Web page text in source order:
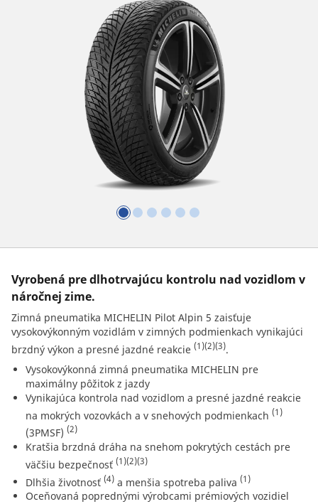
Vyrobená pre dlhotrvajúcu kontrolu nad vozidlom v
náročnej zime.
Zimná pneumatika MICHELIN Pilot Alpin 5 zaisťuje
vysokovýkonným vozidlám v zimných podmienkach vynikajúci
brzdný výkon a presné jazdné reakcie (1)(2)(3).
Vysokovýkonná zimná pneumatika MICHELIN pre
maximálny pôžitok z jazdy
Vynikajúca kontrola nad vozidlom a presné jazdné reakcie
na mokrých vozovkách a v snehových podmienkach (1)
(3PMSF) (2)
Kratšia brzdná dráha na snehom pokrytých cestách pre
väčšiu bezpečnosť (1)(2)(3)
Dlhšia životnosť (4) a menšia spotreba paliva (1)
Oceňovaná poprednými výrobcami prémiových vozidiel